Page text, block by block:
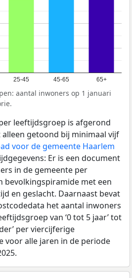
25-45 45-65 65+
aantal inwoners op 1 januari
leeftijdsgroep is afgerond
getoond bij minimaal vijf
voor de gemeente Haarlem
Er is een document
in de gemeente per
bevolkingspiramide met een
en geslacht. Daarnaast bevat
het aantal inwoners
van ‘0 tot 5 jaar’ tot
per viercijferige
voor alle jaren in de periode